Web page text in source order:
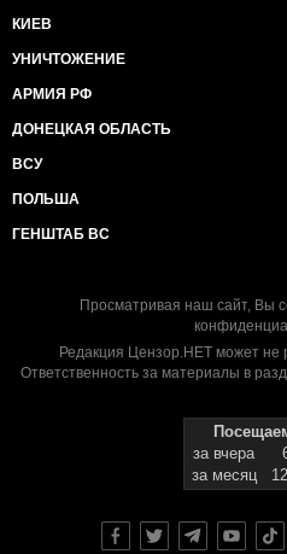
КИЕВ
УНИЧТОЖЕНИЕ
АРМИЯ РФ
ДОНЕЦКАЯ ОБЛАСТЬ
ВСУ
ПОЛЬША
ГЕНШТАБ ВС
Просматривая наш сайт, Вы
Редакция Цензор.НЕТ может не
Ответственность за материалы в
за вчера
за месяц